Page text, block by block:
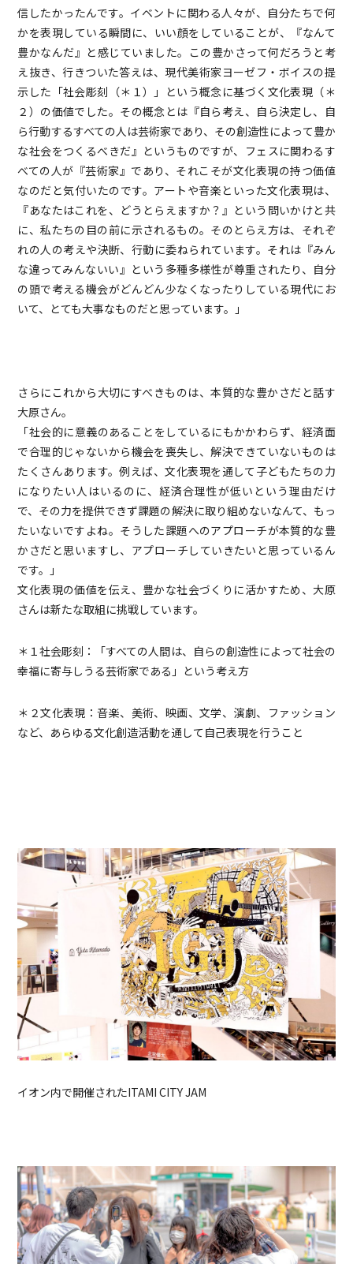
信したかったんです。イベントに関わる人々が、自分たちで何
かを表現している瞬間に、いい顔をしていることが、『なんて
豊かなんだ』と感じていました。この豊かさって何だろうと考
え抜き、行きついた答えは、現代美術家ヨーゼフ・ボイスの提
示した「社会彫刻（＊１）」という概念に基づく文化表現（＊
２）の価値でした。その概念とは『自ら考え、自ら決定し、自
ら行動するすべての人は芸術家であり、その創造性によって豊か
な社会をつくるべきだ』というものですが、フェスに関わるす
べての人が『芸術家』であり、それこそが文化表現の持つ価値
なのだと気付いたのです。アートや音楽といった文化表現は、
『あなたはこれを、どうとらえますか？』という問いかけと共
に、私たちの目の前に示されるもの。そのとらえ方は、それぞ
れの人の考えや決断、行動に委ねられています。それは『みん
な違ってみんないい』という多種多様性が尊重されたり、自分
の頭で考える機会がどんどん少なくなったりしている現代にお
いて、とても大事なものだと思っています。」
さらにこれから大切にすべきものは、本質的な豊かさだと話す
大原さん。
「社会的に意義のあることをしているにもかかわらず、経済面
で合理的じゃないから機会を喪失し、解決できていないものは
たくさんあります。例えば、文化表現を通して子どもたちの力
になりたい人はいるのに、経済合理性が低いという理由だけ
で、その力を提供できず課題の解決に取り組めないなんて、もっ
たいないですよね。そうした課題へのアプローチが本質的な豊
かさだと思いますし、アプローチしていきたいと思っているん
です。」
文化表現の価値を伝え、豊かな社会づくりに活かすため、大原
さんは新たな取組に挑戦しています。
＊１社会彫刻：「すべての人間は、自らの創造性によって社会の
幸福に寄与しうる芸術家である」という考え方
＊２文化表現：音楽、美術、映画、文学、演劇、ファッション
など、あらゆる文化創造活動を通して自己表現を行うこと
イオン内で開催されたITAMI CITY JAM